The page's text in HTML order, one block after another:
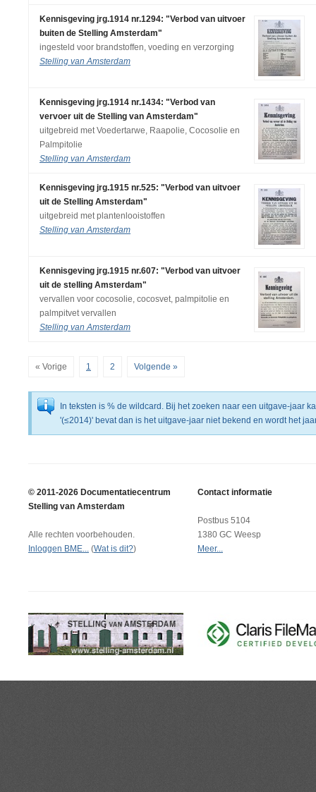
Kennisgeving jrg.1914 nr.1294: "Verbod van uitvoer
buiten de Stelling Amsterdam"
ingesteld voor brandstoffen, voeding en verzorging
Stelling van Amsterdam
Kennisgeving jrg.1914 nr.1434: "Verbod van
vervoer uit de Stelling van Amsterdam"
uitgebreid met Voedertarwe, Raapolie, Cocosolie en
Palmpitolie
Stelling van Amsterdam
Kennisgeving jrg.1915 nr.525: "Verbod van uitvoer
uit de Stelling Amsterdam"
uitgebreid met plantenlooistoffen
Stelling van Amsterdam
Kennisgeving jrg.1915 nr.607: "Verbod van uitvoer
uit de stelling Amsterdam"
vervallen voor cocosolie, cocosvet, palmpitolie en
palmpitvet vervallen
Stelling van Amsterdam
« Vorige 1 2 Volgende »
In teksten is % de wildcard. Bij het zoeken naar een uitgave-jaar
'(≤2014)' bevat dan is het uitgave-jaar niet bekend en wordt het
© 2011-2026 Documentatiecentrum
Stelling van Amsterdam
Alle rechten voorbehouden.
Inloggen BME... (Wat is dit?)
Contact informatie
Postbus 5104
1380 GC Weesp
Meer...